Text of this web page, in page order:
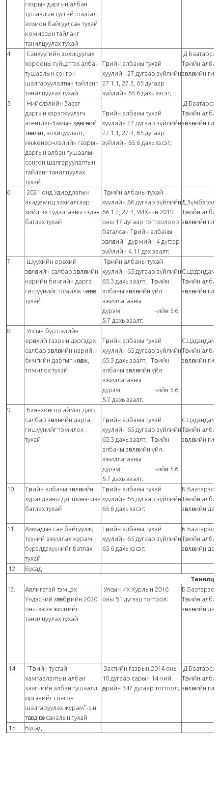
газрын даргын албан
тушаалын тусгай шалгалт
зохион байгуулсан тухай
комиссын тайланг
танилцуулах тухай
4.
Санхүүгийн зохицуулах
хорооны гүйцэтгэх албан
тушаалын сонгон
шалгаруулалтын тайланг
танилцуулах тухай
Төрийн албаны тухай
хуулийн 27 дугаар зүйлийн
27.1.1, 27.3, 65 дугаар
зүйлийн 65.6 дахь хэсэг;
Төрийн
зөвлөлийн
5.
Нийслэлийн Засаг
даргын хэрэгжүүлэгч
агентлаг-Замын хөдөлгөөний
төлөвлөлт, зохицуулалт,
инженерчлэлийн газрын
даргын албан тушаалын
сонгон шалгаруулалтын
тайланг танилцуулах
тухай
Төрийн албаны тухай
хуулийн 27 дугаар зүйлийн
27.1.1, 27.3, 65 дугаар
зүйлийн 65.6 дахь хэсэг;
Төрийн
зөвлөлийн
6.
2021 онд Удирдлагын
академид захиалгаар
хийлгэх судалгааны сэдэв
батлах тухай
Төрийн албаны тухай
хуулийн 66 дугаар зүйлийн
66.1.2, 27.3, УИХ-ын 2019
оны 17 дугаар тогтоолоор
баталсан Төрийн албаны
зөвлөлийн дүрмийн 4 дүгээр
зүйлийн 4.11 дэх заалт;
Төрийн
зөвлөлийн
7.
Шүүхийн ерөнхий
зөвлөлийн салбар зөвлөлийн
нарийн бичгийн дарга
гишүүнийг томилж чөлөөлөх
тухай
Төрийн албаны тухай
хуулийн 65 дугаар зүйлийн
65.3 дахь заалт, "Төрийн
албаны зөвлөлийн үйл
ажиллагааны
дүрэм" -ийн 5.6,
5.7 дахь заалт;
Төрийн
зөвлөлийн
8.
Улсын бүртгэлийн
ерөнхий газрын дэргэдэх
салбар зөвлөлийн нарийн
бичгийн даргыг чөлөөлж,
томилох тухай
Төрийн албаны тухай
хуулийн 65 дугаар зүйлийн
65.3 дахь заалт, "Төрийн
албаны зөвлөлийн үйл
ажиллагааны
дүрэм" -ийн 5.6,
5.7 дахь заалт;
Төрийн
зөвлөлийн
9.
Баянхонгор аймаг дахь
салбар зөвлөлийн дарга,
гишүүнийг томилох
тухай
Төрийн албаны тухай
хуулийн 65 дугаар зүйлийн
65.3 дахь заалт, "Төрийн
албаны зөвлөлийн үйл
ажиллагааны
дүрэм" -ийн 5.6,
5.7 дахь заалт;
Төрийн
зөвлөлийн
10.
Төрийн албаны зөвлөлийн
хуралдааны дэг шинэчлэн
батлах тухай
Төрийн албаны тухай
хуулийн 65 дугаар зүйлийн
65.6 дахь хэсэг;
Төрийн
зөвлөлийн
11.
Ахмадын сан байгуулж,
түүний ажиллах журам,
бүрэлдэхүүнийг батлах
тухай
Төрийн албаны тухай
хуулийн 65 дугаар зүйлийн
65.6 дахь хэсэг;
Төрийн
зөвлөлийн
12.
Бусад
13.
Авлигатай тэмцэх
Үндэсний хөтөлбөрийн 2020
оны хэрэгжилтийг
танилцуулах тухай
Улсын Их Хурлын 2016
оны 51 дүгээр тогтоол;
Төрийн
зөвлөлийн
14.
"Төрийн тусгай
хамгаалалтын албан
хаагчийн албан тушаалд
иргэнийг сонгон
шалгаруулах журам”-ын
төсөлд өгөх саналын тухай
Засгийн газрын 2014 оны
10 дугаар сарын 14-ний
өдрийн 347 дугаар тогтоол;
Төрийн
зөвлөлийн
15. Бусад